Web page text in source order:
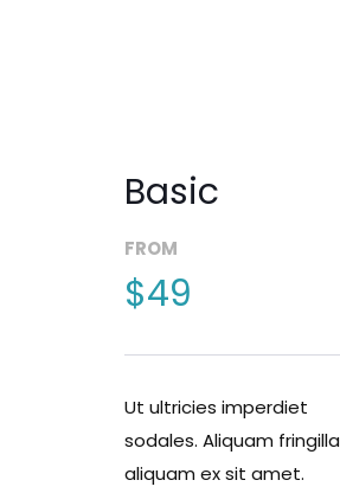
Basic
FROM
$49
Ut ultricies imperdiet
sodales. Aliquam fringilla
aliquam ex sit amet.